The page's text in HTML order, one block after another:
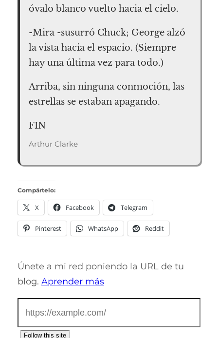
óvalo blanco vuelto hacia el cielo.
-Mira -susurró Chuck; George alzó
la vista hacia el espacio. (Siempre
hay una última vez para todo.)
Arriba, sin ninguna conmoción, las
estrellas se estaban apagando.
FIN
Arthur Clarke
Compártelo:
X Facebook Telegram
Pinterest WhatsApp Reddit
Únete a mi red poniendo la URL de tu
blog. Aprender más
Follow this site